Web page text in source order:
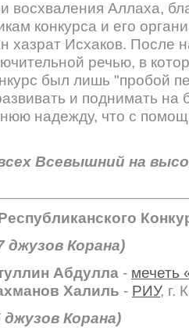
восхваления Аллаха,
конкурса и его
хазрат Исхаков. После
речью, в
был лишь "пробой
и поднимать на
надежду, что с
Всевышний на
джузов Корана)
Абдулла - мечеть
Халиль - РИУ, г.
Корана)